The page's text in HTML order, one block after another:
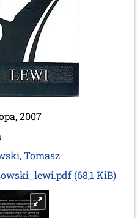
2007
Tomasz
(68,1 KiB)